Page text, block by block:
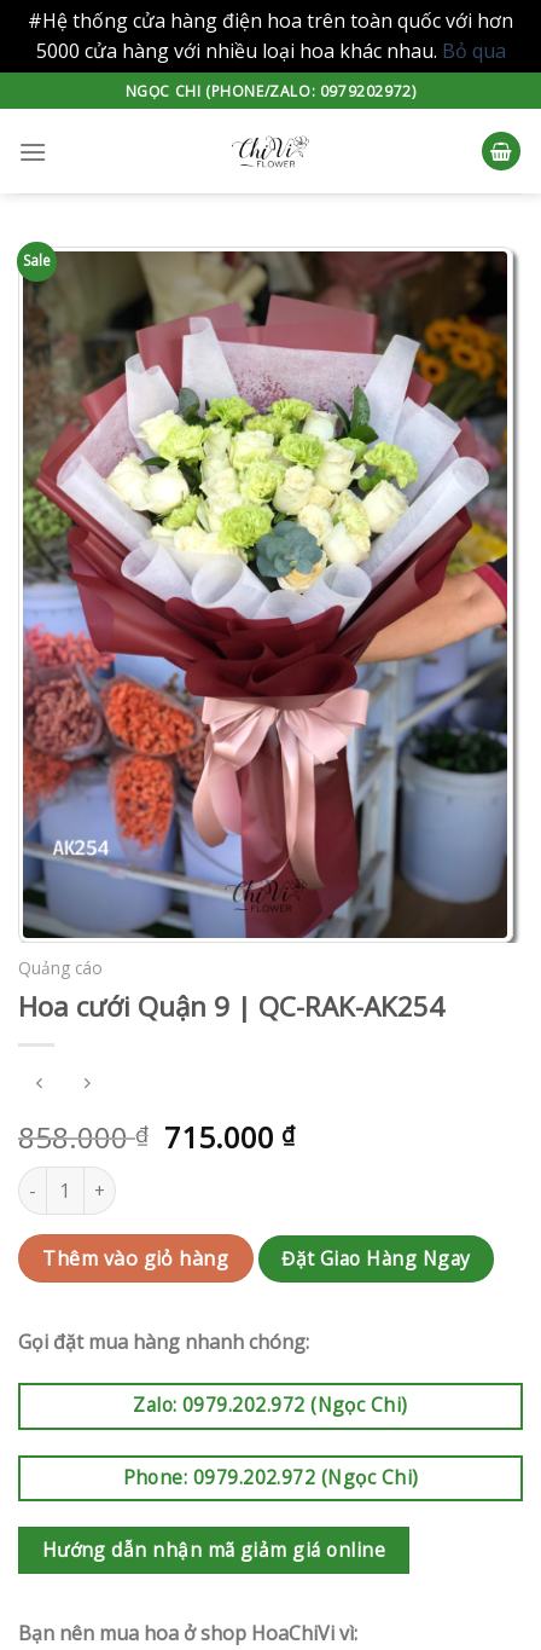
#Hệ thống cửa hàng điện hoa trên toàn quốc với hơn
5000 cửa hàng với nhiều loại hoa khác nhau. Bỏ qua
to
content
NGỌC CHI (PHONE/ZALO: 0979202972)
Sale
Quảng cáo
Hoa cưới Quận 9 | QC-RAK-AK254
858.000₫ 715.000 ₫
Hoa cưới Quận 9 | QC-RAK-AK254 số lượng
Thêm vào giỏ hàng Đặt Giao Hàng Ngay
Gọi đặt mua hàng nhanh chóng:
Zalo: 0979.202.972 (Ngọc Chi)
Phone: 0979.202.972 (Ngọc Chi)
Hướng dẫn nhận mã giảm giá online
Bạn nên mua hoa ở shop HoaChiVi vì: